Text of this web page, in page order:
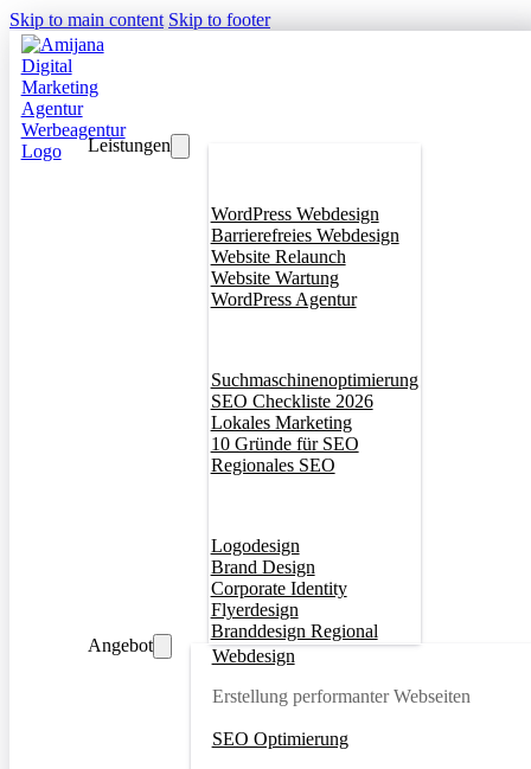
Skip to main content Skip to footer
Leistungen
WordPress Webdesign
Barrierefreies Webdesign
Website Relaunch
Website Wartung
WordPress Agentur
Suchmaschinenoptimierung
SEO Checkliste 2026
Lokales Marketing
10 Gründe für SEO
Regionales SEO
Logodesign
Brand Design
Corporate Identity
Flyerdesign
Branddesign Regional
Angebot
Webdesign
Erstellung performanter Webseiten
SEO Optimierung